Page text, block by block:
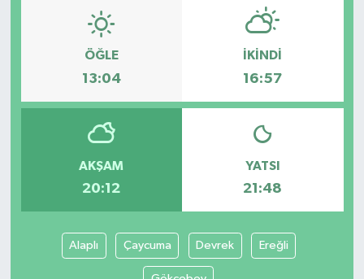
ÖĞLE
13:04
İKINDI
16:57
AKŞAM
20:12
YATSI
21:48
Alaplı Çaycuma Devrek Ereğli